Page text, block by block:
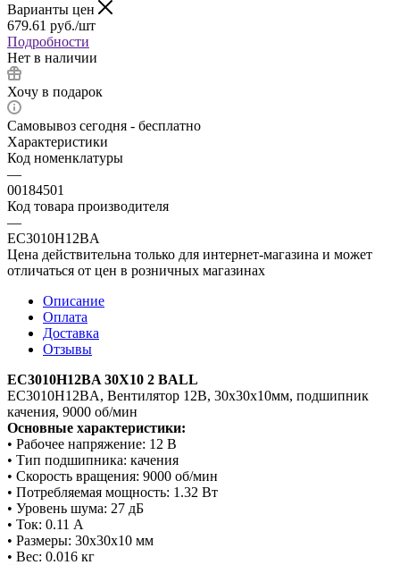
Варианты цен
679.61 руб./шт
Подробности
Нет в наличии
Хочу в подарок
Самовывоз сегодня - бесплатно
Характеристики
Код номенклатуры
—
00184501
Код товара производителя
—
EC3010H12BA
Цена действительна только для интернет-магазина и может
отличаться от цен в розничных магазинах
Описание
Оплата
Доставка
Отзывы
EC3010H12BA 30X10 2 BALL
EC3010H12BA, Вентилятор 12В, 30х30х10мм, подшипник
качения, 9000 об/мин
Основные характеристики:
• Рабочее напряжение: 12 В
• Тип подшипника: качения
• Скорость вращения: 9000 об/мин
• Потребляемая мощность: 1.32 Вт
• Уровень шума: 27 дБ
• Ток: 0.11 А
• Размеры: 30х30х10 мм
• Вес: 0.016 кг